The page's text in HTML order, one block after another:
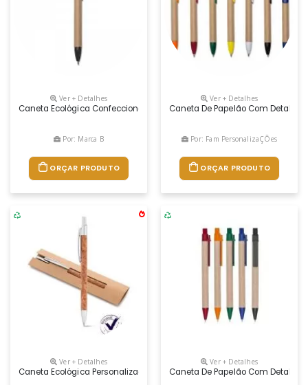
Ver + Detalhes
Caneta Ecológica Confeccionada Em Papelão Com Detalhes
Por: Marca B
ORÇAR PRODUTO
Ver + Detalhes
Caneta De Papelão Com
Por: Fam PersonalizaÇÕes
ORÇAR PRODUTO
Ver + Detalhes
Caneta Ecológica Personalizada
Ver + Detalhes
Caneta De Papelão Com